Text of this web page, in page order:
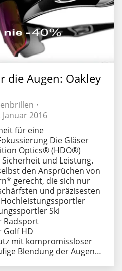
die Augen: Oakley
Januar 2016
für eine
Die Gläser
Optics® (HDO®)
und Leistung.
den Ansprüchen von
gerecht, die sich nur
und präzisesten
Ski
Radsport
HD
mit kompromissloser
Blendung der Augen…